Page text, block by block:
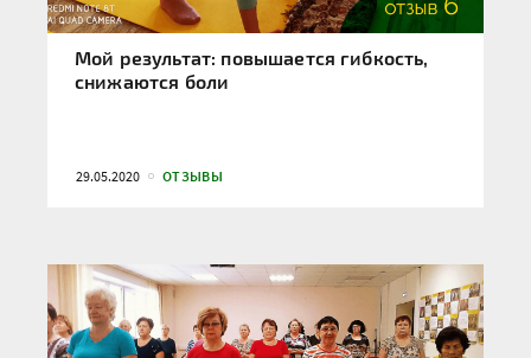
Мой результат: повышается гибкость,
снижаются боли
29.05.2020 ОТЗЫВЫ